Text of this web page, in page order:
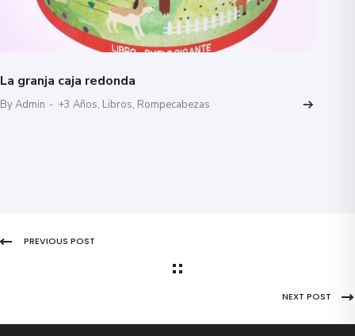
La granja caja redonda
By Admin - +3 Años, Libros, Rompecabezas
PREVIOUS POST
NEXT POST